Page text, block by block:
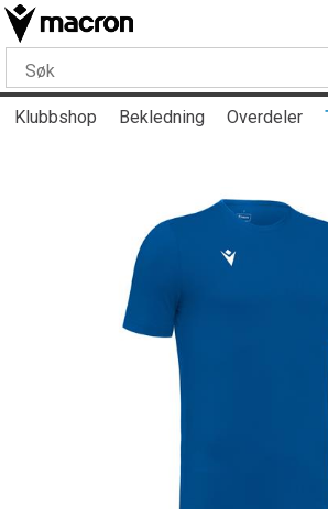
Klubbshop Bekledning Overdeler